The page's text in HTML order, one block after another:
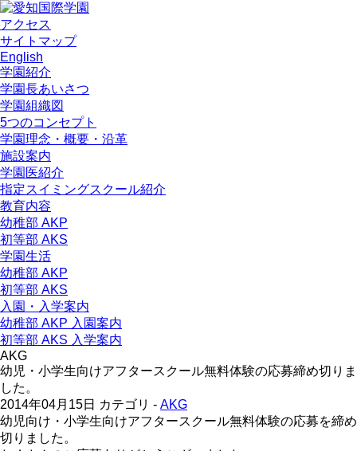
アクセス
サイトマップ
English
学園紹介
学園長あいさつ
学園組織図
5つのコンセプト
学園理念・概要・沿革
施設案内
学園医紹介
指定スイミングスクール紹介
教育内容
幼稚部 AKP
初等部 AKS
学園生活
幼稚部 AKP
初等部 AKS
入園・入学案内
幼稚部 AKP 入園案内
初等部 AKS 入学案内
AKG
幼児・小学生向けアフタースクール無料体験の応募締め切りま
した。
2014年04月15日 カテゴリ - AKG
幼児向け・小学生向けアフタースクール無料体験の応募を締め
切りました。